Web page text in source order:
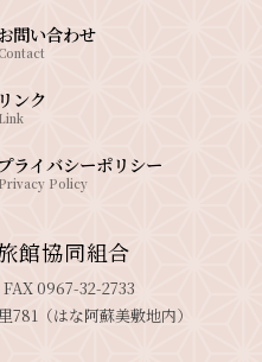
問い合わせ
Contact
リンク
Link
プライバシーポリシー
Privacy Policy
館協同組合
0967-32-2733
（はな阿蘇美敷地内）